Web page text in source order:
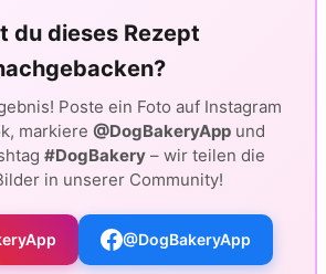
du dieses Rezept
Poste ein Foto auf Instagram
markiere @DogBakeryAppund
#DogBakery– wir teilen die
in unserer Community!
@DogBakeryApp